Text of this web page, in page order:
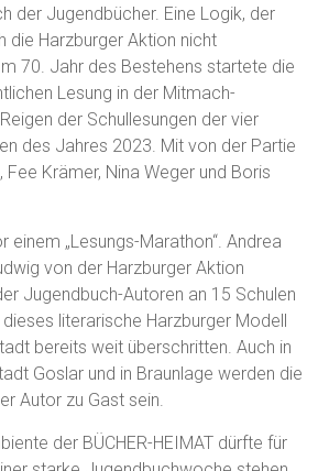
der Jugendbücher. Eine Logik, der
die Harzburger Aktion nicht
70. Jahr des Bestehens startete die
Lesung in der Mitmach-
der Schullesungen der vier
des Jahres 2023. Mit von der Partie
Fee Krämer, Nina Weger und Boris
einem „Lesungs-Marathon“. Andrea
von der Harzburger Aktion
Jugendbuch-Autoren an 15 Schulen
literarische Harzburger Modell
bereits weit überschritten. Auch in
Goslar und in Braunlage werden die
Autor zu Gast sein.
der BÜCHER-HEIMAT dürfte für